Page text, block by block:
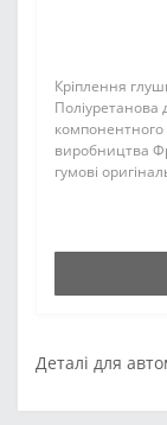
Кріплення
Поліуретанова
компонентного
виробництва
гумові
Деталі для